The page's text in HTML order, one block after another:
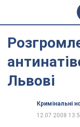
Львові
Кримінальні
12.07.2008